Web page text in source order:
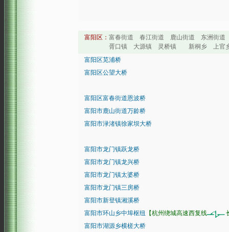
富阳区： 富春街道 春江街道 鹿山街道 东洲
胥口镇 大源镇 灵桥镇 新桐乡 上官乡
富阳区苋浦桥
富阳区公望大桥
富阳区富春街道恩波桥
富阳市鹿山街道万龄桥
富阳市渌渚镇徐家坝大桥
富阳市龙门镇跃龙桥
富阳市龙门镇龙兴桥
富阳市龙门镇太婆桥
富阳市龙门镇三房桥
富阳市新登镇湘溪桥
富阳市环山乡中埠枢纽
【杭州绕城高速西复线
富阳市湖源乡横槎大桥